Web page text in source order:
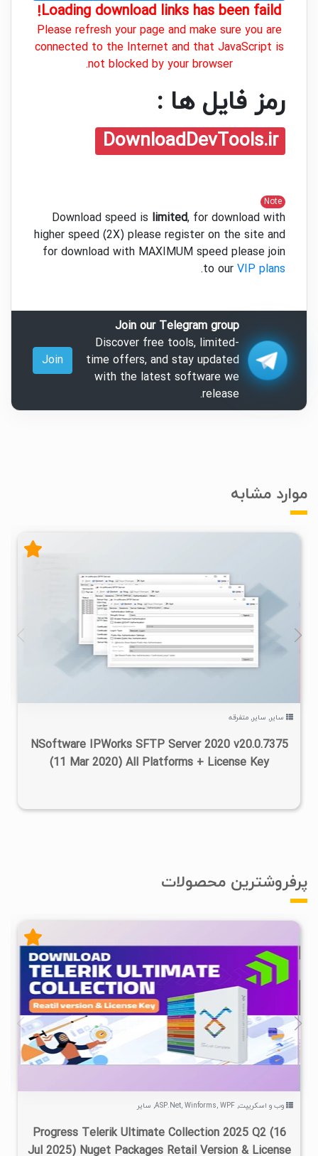
Loading download links has been faild!
Please refresh your page and make sure you are
connected to the Internet and that JavaScript is
not blocked by your browser.
رمز فایل ها :
DownloadDevTools.ir
Note
Download speed is limited, for download with
higher speed (2X) please register on the site and
for download with MAXIMUM speed please join
to our VIP plans
.
Join our Telegram group
Discover free tools, limited-
time offers, and stay updated
with the latest software we
release.
Join
موارد مشابه
۶/۶۱K ۱۳۹۹/۰۵/۲۵ ۲
سایر, سایر, متفرقه
NSoftware IPWorks SFTP Server 2020 v20.0.7375
(11 Mar 2020) All Platforms + License Key
پرفروشترین محصولات
۱۰۰K ۱۴۰۴/۰۶/۰۳ ۱
وب و اسکریپت,
ASP.Net, Winforms, WPF
, سایر
Progress Telerik Ultimate Collection 2025 Q2 (16
Jul 2025) Nuget Packages Retail Version & License